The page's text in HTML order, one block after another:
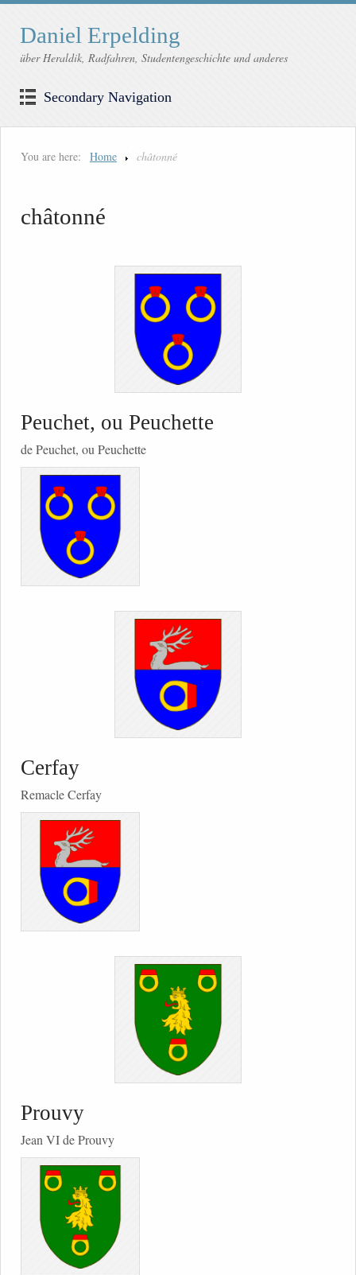
Daniel Erpelding
über Heraldik, Radfahren, Studentengeschichte und anderes
Secondary Navigation
You are here: Home châtonné
châtonné
Peuchet, ou Peuchette
de Peuchet, ou Peuchette
Cerfay
Remacle Cerfay
Prouvy
Jean VI de Prouvy